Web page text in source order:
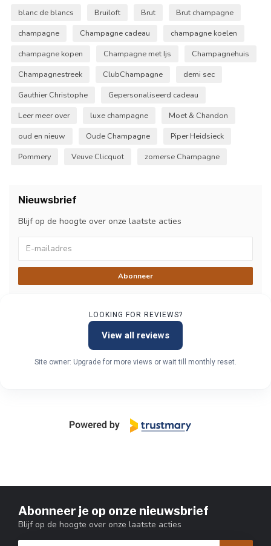
blanc de blancs Bruiloft Brut
Brut champagne
champagne
Champagne cadeau
champagne koelen
champagne kopen
Champagne met Ijs
Champagnehuis
Champagnestreek
ClubChampagne
demi sec
Gauthier Christophe
Gepersonaliseerd cadeau
Leer meer over
luxe champagne
Moet & Chandon
oud en nieuw
Oude Champagne
Piper Heidsieck
Pommery
Veuve Clicquot zomerse Champagne
Nieuwsbrief
Blijf op de hoogte over onze laatste acties
Abonneer
LOOKING FOR REVIEWS?
View all reviews
Site owner: Upgrade for more views or wait till monthly reset.
Abonneer je op onze nieuwsbrief
Blijf op de hoogte over onze laatste acties